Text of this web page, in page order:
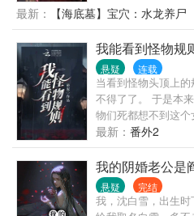
庭，这是我为你精选
已经成为传说中的
尸、毛僵、行尸、不
仙、旱魃……越变越
最新： 【海底墓】宝穴：水龙养尸
我能看到怪物规
悬疑 连载
当看到怪物头顶上
不得了了。 于是本
物们死都想不到这
无伤通关的。
忱不懂怎么通过规
道这些怪物肯定知道
人类对自己的恐惧时
在自己面前。 “知道
你好像很狂啊。 正
最新： 番外2
我的阴婚老公是
悬疑 完结
我，沈白雪，出生